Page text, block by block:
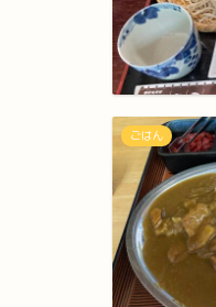
ごはん